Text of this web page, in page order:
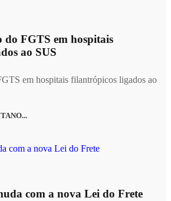
FGTS em hospitais
ao SUS
em hospitais filantrópicos ligados ao
com a nova Lei do Frete